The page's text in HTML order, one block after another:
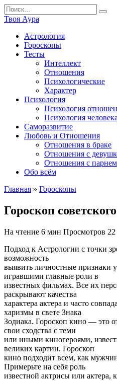
Перейти
к
содержанию
Search
for:
Твоя Аура
Астрология
Гороскопы
Тесты
Интеллект
Отношения
Психологические
Характер
Психология
Психология
Психология человека
Саморазвитие
Любовь и Отношения
Отношения в браке
Отношения с
Отношения с парнем
Обо всём
Главная » Гороскопы
Гороскоп
На чтение 6 мин Просмотров 22
Подход к Астрологии с точки
возможность
выявить личностные признаки
игравшими главные роли в
известных фильмах. Все их
раскрывают качества
характера актера и часто
харизмы в свете Знака
Зодиака. Гороскоп кино — это
свои сходства с теми
или иными киногероями,
великих картин. Гороскоп
кино подходит всем, как
Примерьте на себя роль
известной актрисы или актера,